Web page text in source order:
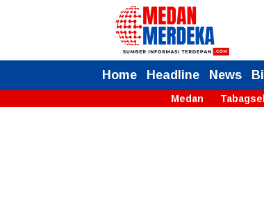
Home Headline News
Medan Tabagsel